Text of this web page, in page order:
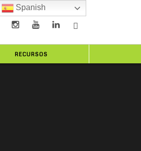
RECURSOS
Spanish